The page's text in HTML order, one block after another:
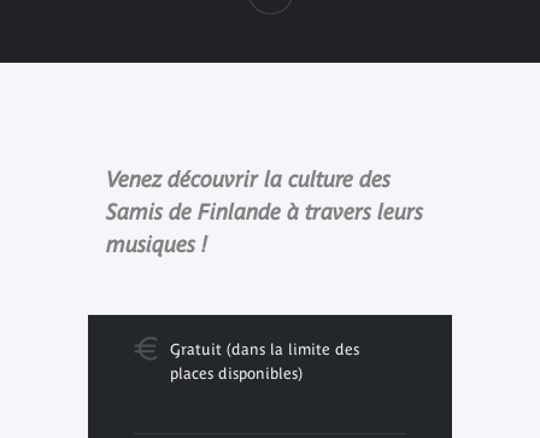
Venez découvrir la culture des
Samis de Finlande à travers leurs
musiques !
Gratuit (dans la limite des
places disponibles)